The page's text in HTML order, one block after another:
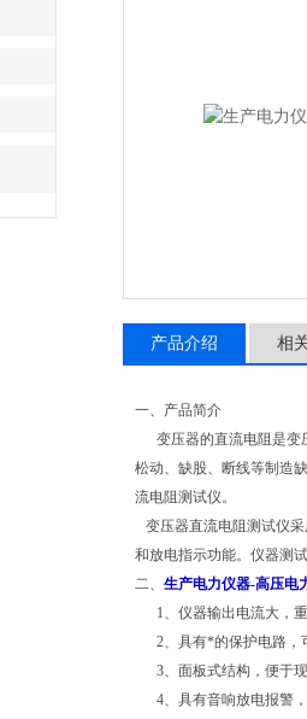
产品介绍 相
一、产品简介
变压器的直流电阻是变
松动、缺股、断线等制造
流电阻测试仪。
变压器直流电阻测试仪
和放电指示功能。仪器测
二、 生产电力仪器-高压电
1、仪器输出电流大，
2、具有*的保护电路，
3、面板式结构，便于
4、具有音响放电报警